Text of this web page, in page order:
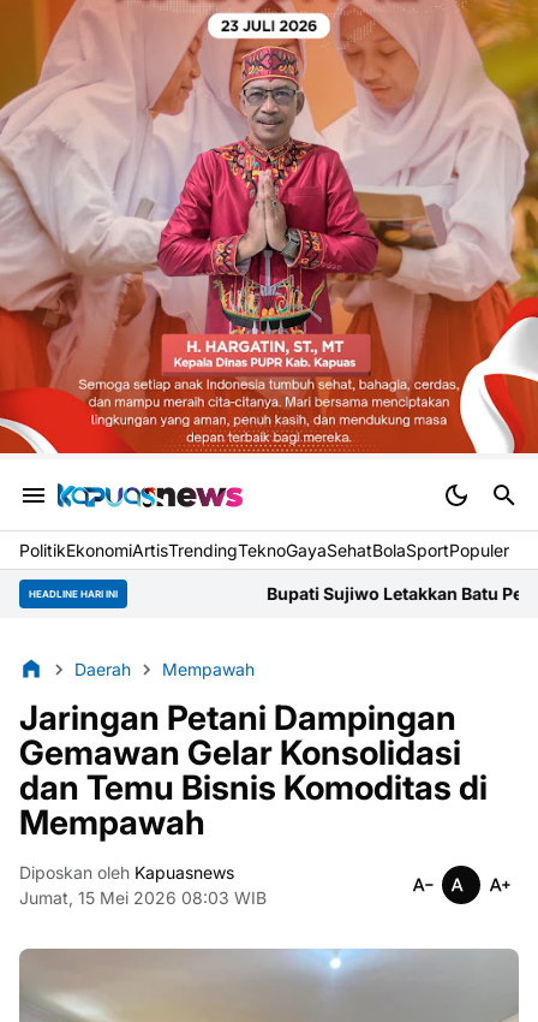
PolitikEkonomiArtisTrendingTeknoGayaSehatBolaSportPopuler
HEADLINE HARI INI Bupati Sujiwo Letakkan Batu Pertama Gereja
Daerah Mempawah
Jaringan Petani Dampingan
Gemawan Gelar Konsolidasi
dan Temu Bisnis Komoditas di
Mempawah
Diposkan oleh Kapuasnews
Jumat, 15 Mei 2026 08:03 WIB